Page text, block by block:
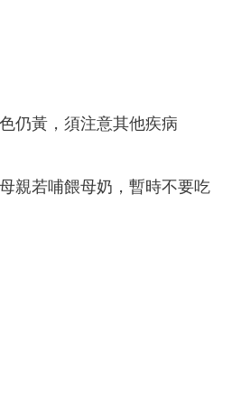
仍黃，須注意其他疾病
親若哺餵母奶，暫時不要吃